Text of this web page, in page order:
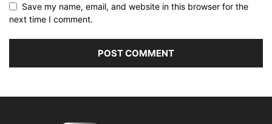
Save my name, email, and website in this browser for the
next time I comment.